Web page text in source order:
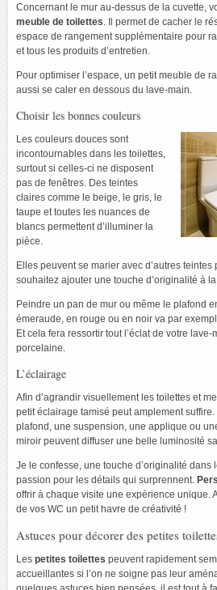
Concernant le mur au-dessus de la cuvette,
meuble de toilettes . Il permet de cacher le
espace de rangement supplémentaire pour
et tous les produits d’entretien.
Pour optimiser l’espace, un petit meuble de
aussi se caler en dessous du lave-main.
Choisir les bonnes couleurs
Les couleurs douces sont
incontournables dans les toilettes,
surtout si celles-ci ne disposent
pas de fenêtres. Des teintes
claires comme le beige, le gris, le
taupe et toutes les nuances de
blancs permettent d’illuminer la
pièce.
Elles peuvent se marier avec d’autres
souhaitez ajouter une touche d’originalité à la
Peindre un pan de mur ou même le plafond
émeraude, en rouge ou en noir va par
Et cela fera ressortir tout l’éclat de votre lave-
porcelaine.
L’éclairage
Afin d’agrandir visuellement les toilettes et
petit éclairage tamisé peut amplement
plafond, une suspension, une applique ou
miroir peuvent diffuser une belle luminosité
Je le confesse, une touche d’originalité dans
passion pour les détails qui surprennent.
offrir à chaque visite une expérience unique.
de vos WC un petit havre de créativité !
Astuces pour décorer des petites
Les petites toilettes peuvent rapidement
accueillantes si l’on ne soigne pas leur